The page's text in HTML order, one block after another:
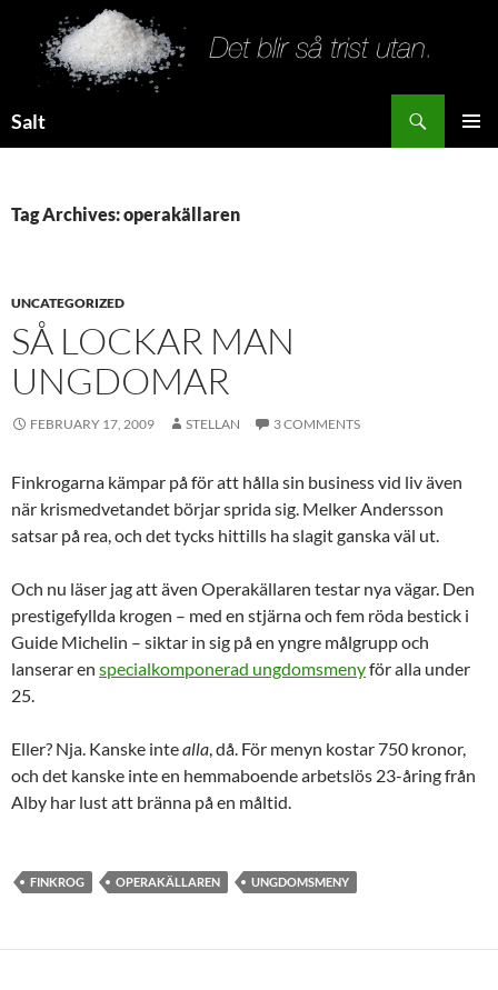
Salt
Tag Archives: operakällaren
UNCATEGORIZED
SÅ LOCKAR MAN
UNGDOMAR
FEBRUARY 17, 2009 STELLAN 3 COMMENTS
Finkrogarna kämpar på för att hålla sin business vid liv även
när krismedvetandet börjar sprida sig. Melker Andersson
satsar på rea, och det tycks hittills ha slagit ganska väl ut.
Och nu läser jag att även Operakällaren testar nya vägar. Den
prestigefyllda krogen – med en stjärna och fem röda bestick i
Guide Michelin – siktar in sig på en yngre målgrupp och
lanserar en specialkomponerad ungdomsmenyför alla under
25.
Eller? Nja. Kanske intealla, då. För menyn kostar 750 kronor,
och det kanske inte en hemmaboende arbetslös 23-åring från
Alby har lust att bränna på en måltid.
FINKROG OPERAKÄLLAREN UNGDOMSMENY